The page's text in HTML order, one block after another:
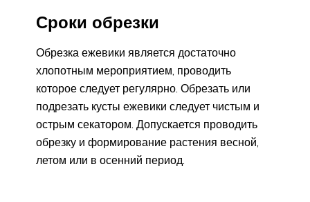
Сроки обрезки
Обрезка ежевики является достаточно
хлопотным мероприятием, проводить
которое следует регулярно. Обрезать или
подрезать кусты ежевики следует чистым и
острым секатором. Допускается проводить
обрезку и формирование растения весной,
летом или в осенний период.